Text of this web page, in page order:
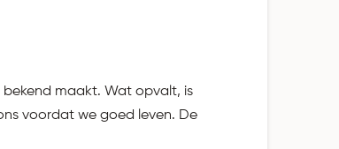
bekend maakt. Wat opvalt, is
voordat we goed leven. De